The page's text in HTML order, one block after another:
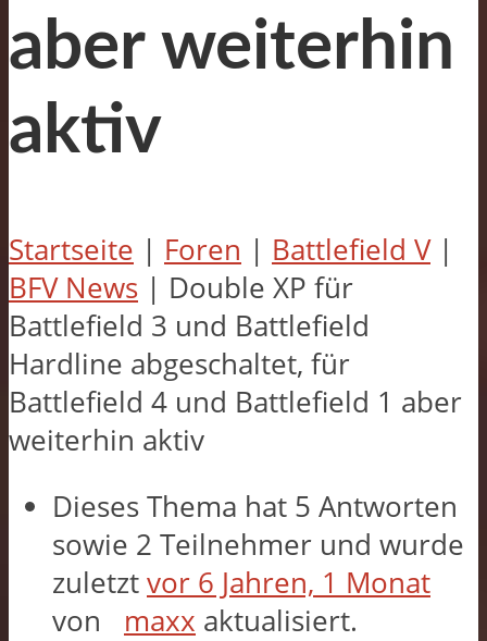
aber weiterhin
aktiv
Startseite | Foren | Battlefield V |
BFV News | Double XP für
Battlefield 3 und Battlefield
Hardline abgeschaltet, für
Battlefield 4 und Battlefield 1 aber
weiterhin aktiv
Dieses Thema hat 5 Antworten
sowie 2 Teilnehmer und wurde
zuletzt vor 6 Jahren, 1 Monat
von
maxx aktualisiert.